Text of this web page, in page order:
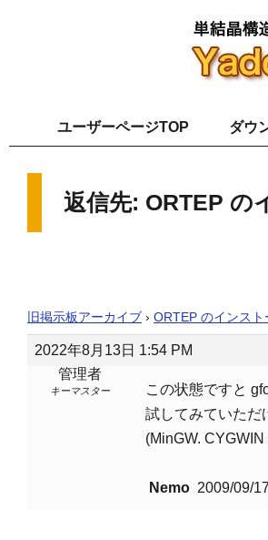
ユーザーページTOP ダウ
返信先: ORTEP の
旧掲示板アーカイブ › ORTEP のインス
2022年8月13日 1:54 PM
管理者
キーマスター
この状態ですと
試してみていただ
(MinGW.
Nemo 2009/09/